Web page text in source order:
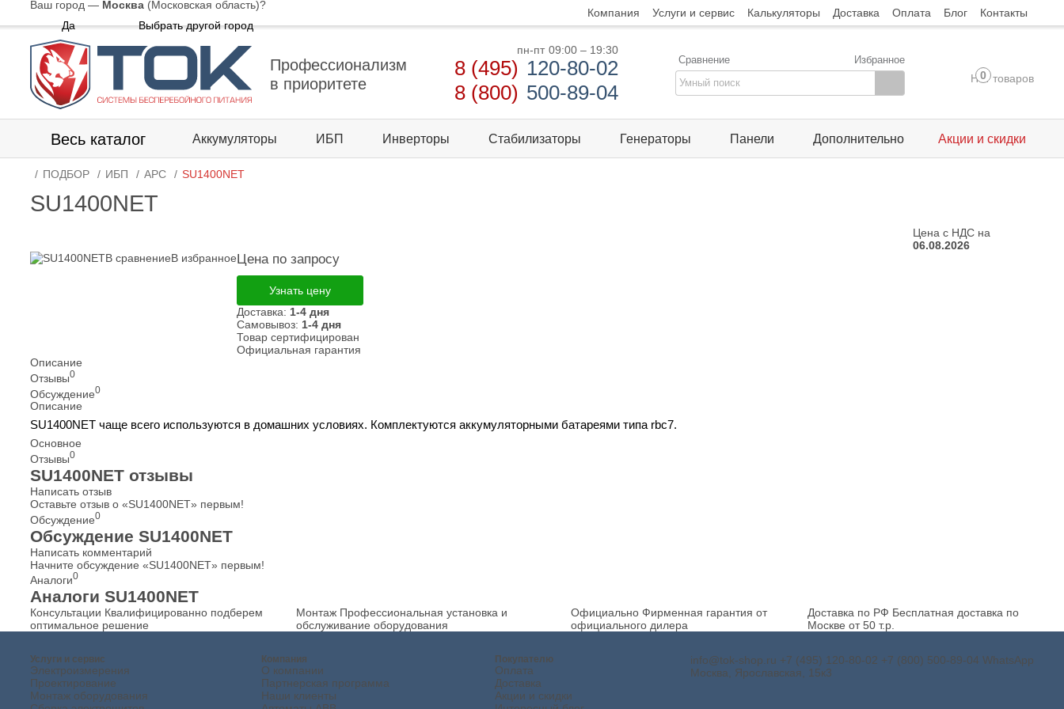
Ваш город — Москва (Московская область)?
Да
Выбрать другой город
Компания Услуги и сервис Калькуляторы Доставка Оплата Блог Контакты
Профессионализм
в приоритете
пн-пт 09:00 – 19:30
8 (495) 120-80-02
8 (800) 500-89-04
Сравнение Избранное
0
Нет товаров
Весь каталог Аккумуляторы ИБП Инверторы Стабилизаторы Генераторы Панели Дополнительно Акции и скидки
ПОДБОР ИБП APC SU1400NET
SU1400NET
Цена с НДС на
06.08.2026
В сравнениеВ избранноеЦена по запросу
Узнать цену
Доставка: 1-4 дня
Самовывоз: 1-4 дня
Товар сертифицирован
Официальная гарантия
Описание
Отзывы0
Обсуждение0
Описание
SU1400NET чаще всего используются в домашних условиях. Комплектуются аккумуляторными батареями типа rbc7.
Основное
Отзывы0
SU1400NET отзывы
Написать отзыв
Оставьте отзыв о «SU1400NET» первым!
Обсуждение0
Обсуждение SU1400NET
Написать комментарий
Начните обсуждение «SU1400NET» первым!
Аналоги0
Аналоги SU1400NET
Консультации Квалифицированно подберем
оптимальное решение
Монтаж Профессиональная установка и
обслуживание оборудования
Официально Фирменная гарантия от
официального дилера
Доставка по РФ Бесплатная доставка по
Москве от 50 т.р.
Услуги и сервис
Электроизмерения
Проектирование
Монтаж оборудования
Компания
О компании
Партнерская программа
Наши клиенты
Покупателю
Оплата
Доставка
Акции и скидки
info@tok-shop.ru +7 (495) 120-80-02 +7 (800) 500-89-04 WhatsApp
Москва, Ярославская, 15к3